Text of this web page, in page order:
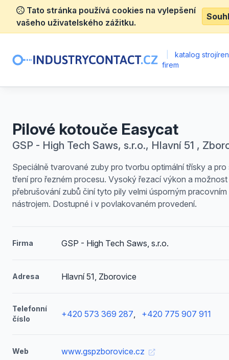
Tato stránka používá cookies na vylepšení
vašeho uživatelského zážitku.
katalog
firem
Pilové kotouče Easycat
GSP - High Tech Saws, s.r.o., Hlavní 51 ,
Speciálně tvarované zuby pro tvorbu optimální třísky a pro
tření pro řezném procesu. Vysoký řezací výkon a možnost
přebrušování zubů činí tyto pily velmi úsporným pracovním
nástrojem. Dostupné i v povlakovaném provedení.
Firma GSP - High Tech Saws, s.r.o.
Adresa Hlavní 51, Zborovice
Telefonní
číslo
+420 573 369 287, +420 775 907 911
Web www.gspzborovice.cz